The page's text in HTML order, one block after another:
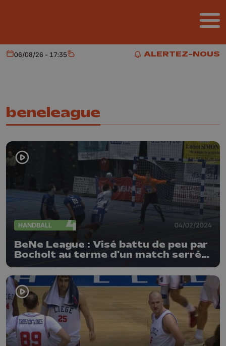
ALERTEZ-NOUS
ALERTEZ-NOUS
Aujourd'hui
06/08/26 - 17:35 Météo
beneleague
HANDBALL 04/02/2024
BeNe League : Visé battu de peu par
Bocholt au terme d'un match serré
et engagé !